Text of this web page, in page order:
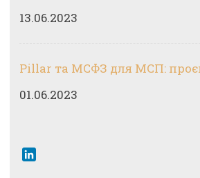
13.06.2023
Pillar та МСФЗ для МСП:
01.06.2023